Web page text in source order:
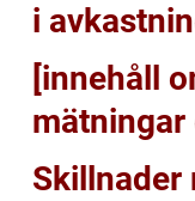
i
[innehåll
mätningar
Skillnader